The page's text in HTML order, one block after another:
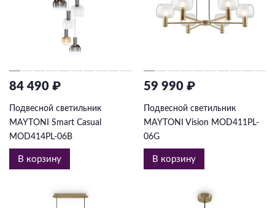
84 490 ₽
Подвесной светильник
MAYTONI Smart Casual
MOD414PL-06B
В корзину
59 990 ₽
Подвесной светильник
MAYTONI Vision MOD411PL-
06G
В корзину